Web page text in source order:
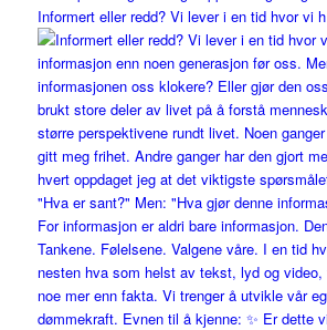
Informert eller redd? Vi lever i en tid hvor vi h